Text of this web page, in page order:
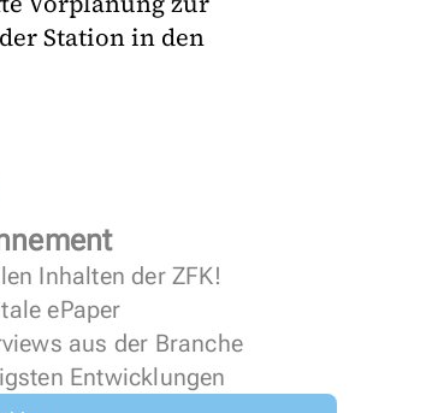
Station in den
Inhalten der ZFK!
ePaper
aus der Branche
Entwicklungen